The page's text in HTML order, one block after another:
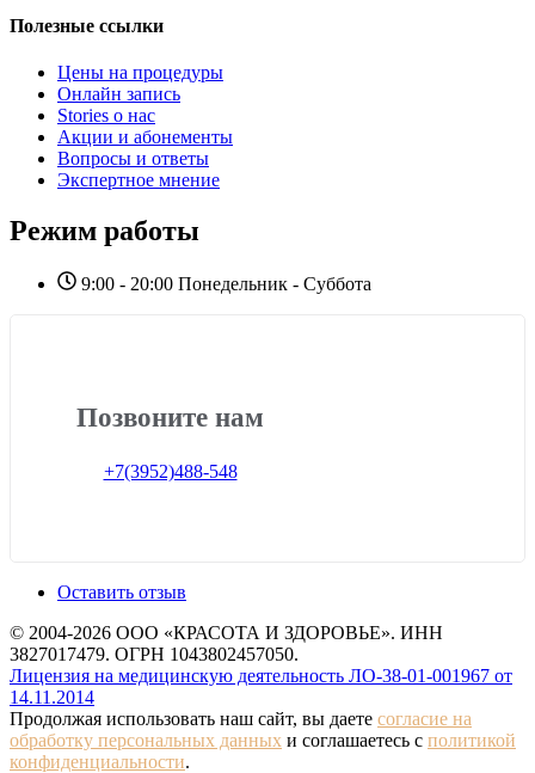
Полезные ссылки
Цены на процедуры
Онлайн запись
Stories о нас
Акции и абонементы
Вопросы и ответы
Экспертное мнение
Режим работы
9:00 - 20:00 Понедельник - Суббота
Позвоните нам
+7(3952)488-548
Оставить отзыв
© 2004-2026 ООО «КРАСОТА И ЗДОРОВЬЕ». ИНН
3827017479. ОГРН 1043802457050.
Лицензия на медицинскую деятельность ЛО-38-01-001967 от
14.11.2014
Продолжая использовать наш сайт, вы даете согласие на
обработку персональных данных и соглашаетесь с политикой
конфиденциальности.